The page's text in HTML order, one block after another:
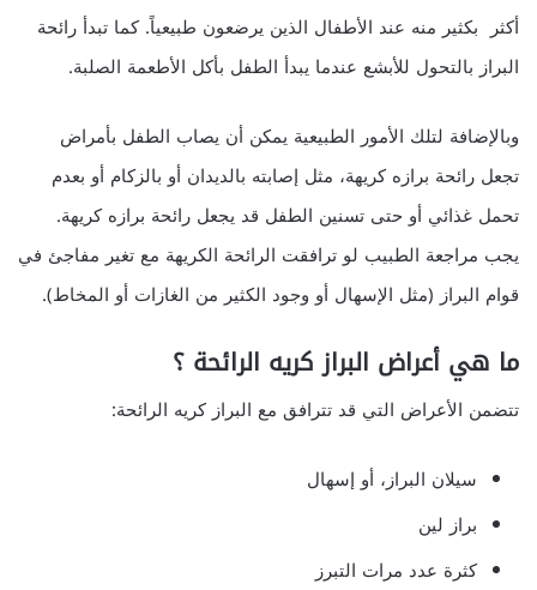
أكثر بكثير منه عند الأطفال الذين يرضعون طبيعياً. كما تبدأ رائحة
البراز بالتحول للأبشع عندما يبدأ الطفل بأكل الأطعمة الصلبة.
وبالإضافة لتلك الأمور الطبيعية يمكن أن يصاب الطفل بأمراض
تجعل رائحة برازه كريهة، مثل إصابته بالديدان أو بالزكام أو بعدم
تحمل غذائي أو حتى تسنين الطفل قد يجعل رائحة برازه كريهة.
يجب مراجعة الطبيب لو ترافقت الرائحة الكريهة مع تغير مفاجئ في
قوام البراز (مثل الإسهال أو وجود الكثير من الغازات أو المخاط).
ما هي أعراض البراز كريه الرائحة ؟
تتضمن الأعراض التي قد تترافق مع البراز كريه الرائحة:
سيلان البراز، أو إسهال
براز لين
كثرة عدد مرات التبرز